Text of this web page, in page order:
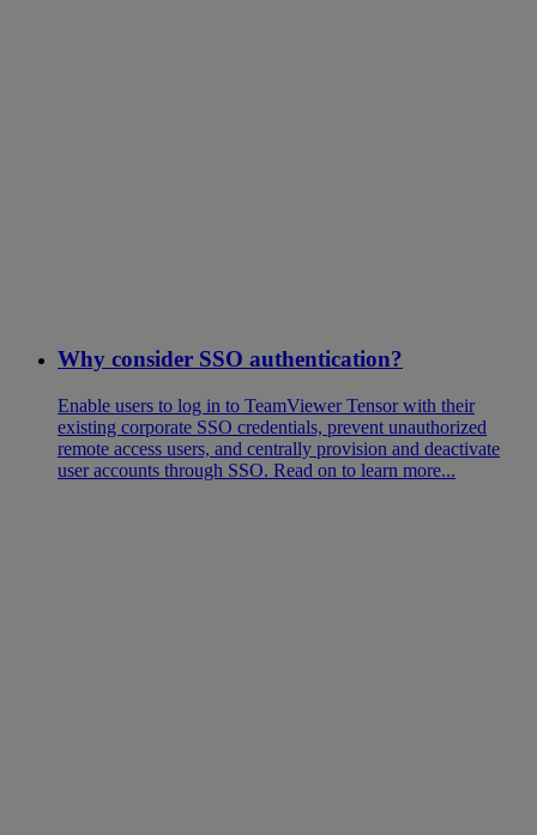
Why consider SSO authentication?
Enable users to log in to TeamViewer Tensor with their
existing corporate SSO credentials, prevent unauthorized
remote access users, and centrally provision and deactivate
user accounts through SSO. Read on to learn more...